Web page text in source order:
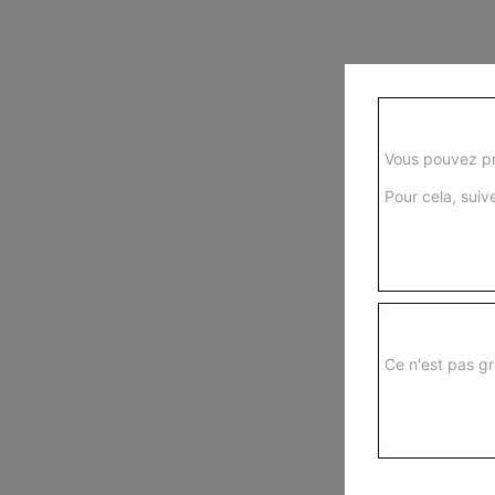
Vous pouvez
Pour cela,
Ce n'est pas